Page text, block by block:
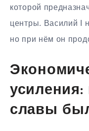
которой
центры. Василий I
но при нём он
славы